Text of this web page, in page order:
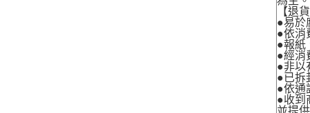
【退
●易於
●依消
●報紙
●經消
●非以
●已拆
●依通
●收到
並提